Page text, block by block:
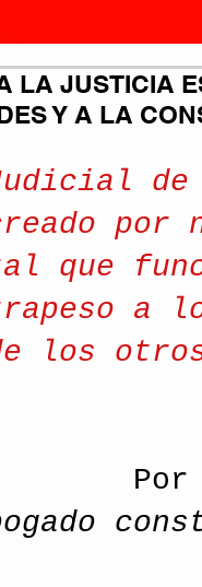
LA JUSTICIA
Y A LA
que
a
los